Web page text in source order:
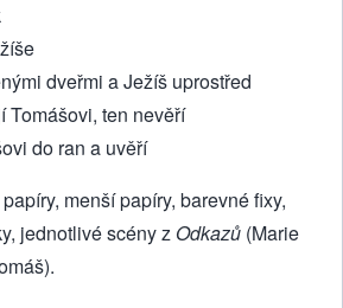
dveřmi a Ježíš uprostřed
Tomášovi, ten nevěří
do ran a uvěří
menší papíry, barevné fixy,
jednotlivé scény z Odkazů (Marie